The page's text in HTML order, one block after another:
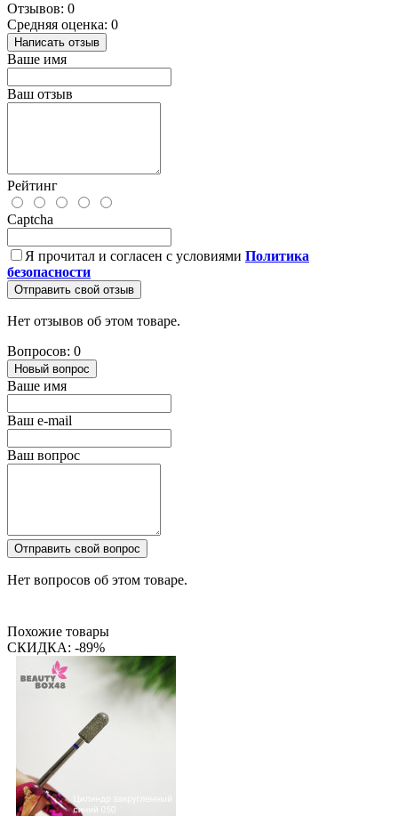
Отзывов: 0
Средняя оценка: 0
Написать отзыв
Ваше имя
Ваш отзыв
Рейтинг
Captcha
Я прочитал и согласен с условиями Политика
безопасности
Отправить свой отзыв
Нет отзывов об этом товаре.
Вопросов: 0
Новый вопрос
Ваше имя
Ваш e-mail
Ваш вопрос
Отправить свой вопрос
Нет вопросов об этом товаре.
Похожие товары
СКИДКА: -89%